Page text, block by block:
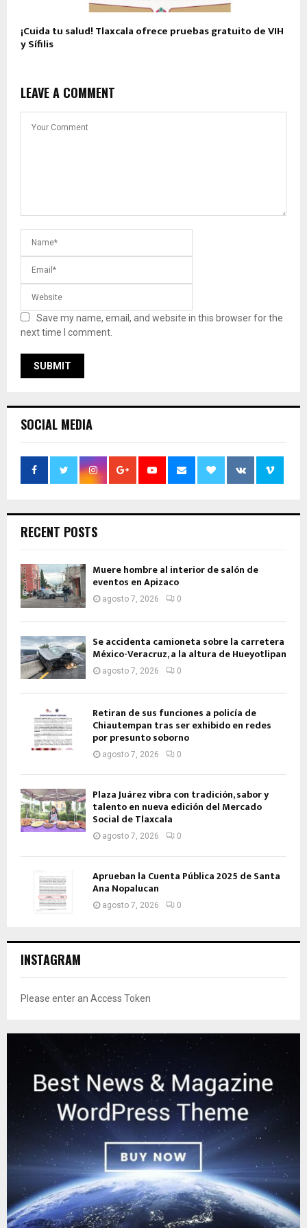
¡Cuida tu salud! Tlaxcala ofrece pruebas gratuito de VIH
y Sífilis
LEAVE A COMMENT
Save my name, email, and website in this browser for the
next time I comment.
SOCIAL MEDIA
RECENT POSTS
Muere hombre al interior de salón de
eventos en Apizaco
agosto 7, 2026 0
Se accidenta camioneta sobre la carretera
México-Veracruz, a la altura de Hueyotlipan
agosto 7, 2026 0
Retiran de sus funciones a policía de
Chiautempan tras ser exhibido en redes
por presunto soborno
agosto 7, 2026 0
Plaza Juárez vibra con tradición, sabor y
talento en nueva edición del Mercado
Social de Tlaxcala
agosto 7, 2026 0
Aprueban la Cuenta Pública 2025 de Santa
Ana Nopalucan
agosto 7, 2026 0
INSTAGRAM
Please enter an Access Token